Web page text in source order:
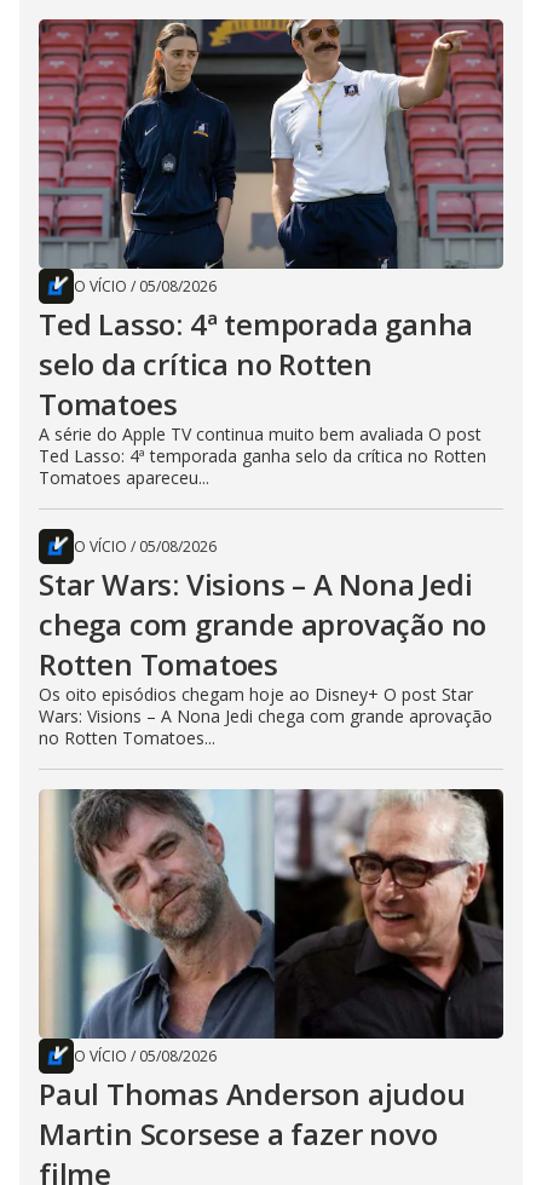
O VÍCIO / 05/08/2026
Ted Lasso: 4ª temporada ganha
selo da crítica no Rotten
Tomatoes
A série do Apple TV continua muito bem avaliada O post
Ted Lasso: 4ª temporada ganha selo da crítica no Rotten
Tomatoes apareceu...
O VÍCIO / 05/08/2026
Star Wars: Visions – A Nona Jedi
chega com grande aprovação no
Rotten Tomatoes
Os oito episódios chegam hoje ao Disney+ O post Star
Wars: Visions – A Nona Jedi chega com grande aprovação
no Rotten Tomatoes...
O VÍCIO / 05/08/2026
Paul Thomas Anderson ajudou
Martin Scorsese a fazer novo
filme